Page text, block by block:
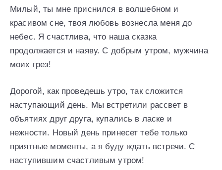
Милый, ты мне приснился в волшебном и
красивом сне, твоя любовь вознесла меня до
небес. Я счастлива, что наша сказка
продолжается и наяву. С добрым утром, мужчина
моих грез!
Дорогой, как проведешь утро, так сложится
наступающий день. Мы встретили рассвет в
объятиях друг друга, купались в ласке и
нежности. Новый день принесет тебе только
приятные моменты, а я буду ждать встречи. С
наступившим счастливым утром!